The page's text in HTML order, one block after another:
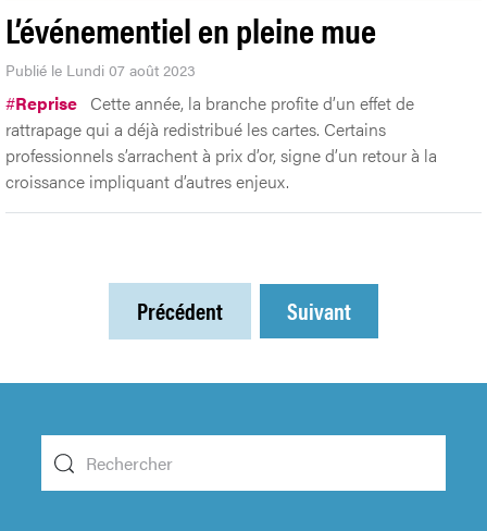
L’événementiel en pleine mue
Publié le Lundi 07 août 2023
#Reprise Cette année, la branche profite d’un effet de
rattrapage qui a déjà redistribué les cartes. Certains
professionnels s’arrachent à prix d’or, signe d’un retour à la
croissance impliquant d’autres enjeux.
Précédent Suivant